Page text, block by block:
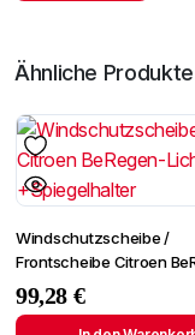
Ähnliche Produkte
Windschutzscheibe /
Frontscheibe Citroen
Lichtingo 96-
99,28 €